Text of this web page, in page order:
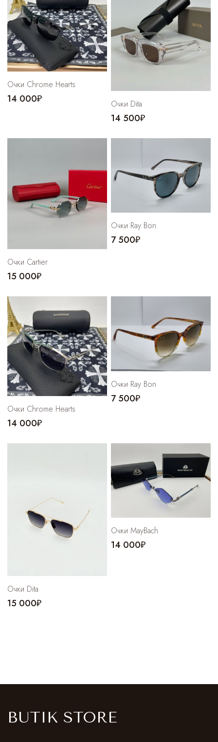
Очки Chrome Hearts
14 000₽ Очки Dita
14 500₽
Очки Cartier
15 000₽
Очки Ray Bon
7 500₽
Очки Chrome Hearts
14 000₽
Очки Ray Bon
7 500₽
Очки Dita
15 000₽
Очки MayBach
14 000₽
BUTIK STORE
Cпортивные брюки
Комбинезоны